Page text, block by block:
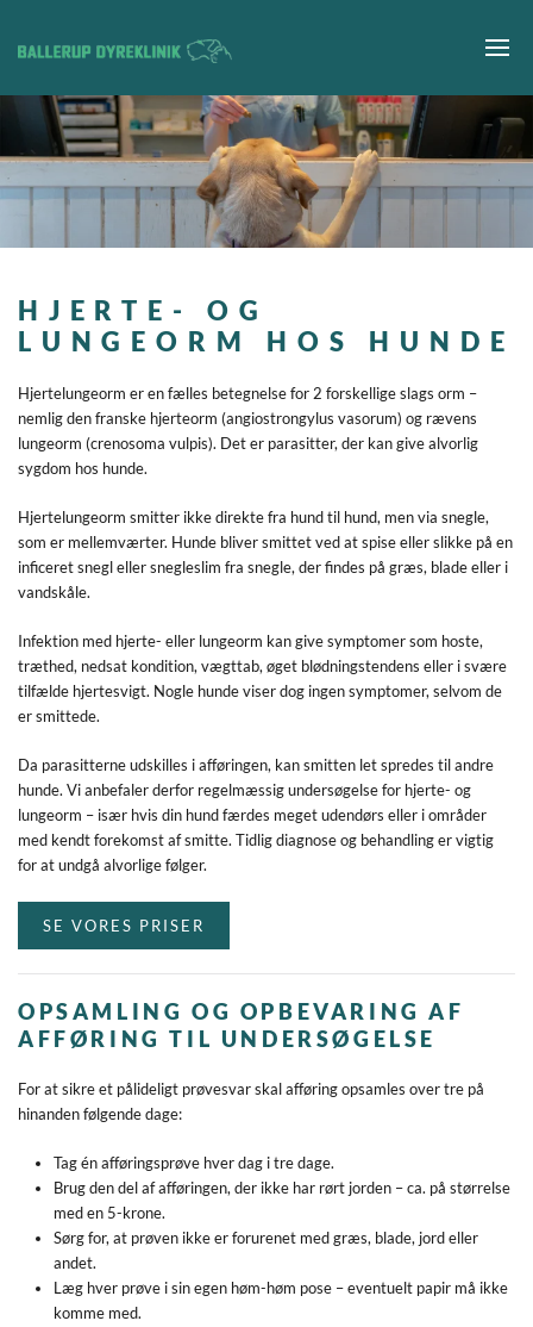
Gå til hovedindhold
HJERTE- OG
LUNGEORM HOS HUNDE
Hjertelungeorm er en fælles betegnelse for 2 forskellige slags orm –
nemlig den franske hjerteorm (angiostrongylus vasorum) og rævens
lungeorm (crenosoma vulpis). Det er parasitter, der kan give alvorlig
sygdom hos hunde.
Hjertelungeorm smitter ikke direkte fra hund til hund, men via snegle,
som er mellemværter. Hunde bliver smittet ved at spise eller slikke på en
inficeret snegl eller snegleslim fra snegle, der findes på græs, blade eller i
vandskåle.
Infektion med hjerte- eller lungeorm kan give symptomer som hoste,
træthed, nedsat kondition, vægttab, øget blødningstendens eller i svære
tilfælde hjertesvigt. Nogle hunde viser dog ingen symptomer, selvom de
er smittede.
Da parasitterne udskilles i afføringen, kan smitten let spredes til andre
hunde. Vi anbefaler derfor regelmæssig undersøgelse for hjerte- og
lungeorm – især hvis din hund færdes meget udendørs eller i områder
med kendt forekomst af smitte. Tidlig diagnose og behandling er vigtig
for at undgå alvorlige følger.
SE VORES PRISER
OPSAMLING OG OPBEVARING AF
AFFØRING TIL UNDERSØGELSE
For at sikre et pålideligt prøvesvar skal afføring opsamles over tre på
hinanden følgende dage:
Tag én afføringsprøve hver dag i tre dage.
Brug den del af afføringen, der ikke har rørt jorden – ca. på størrelse
med en 5-krone.
Sørg for, at prøven ikke er forurenet med græs, blade, jord eller
andet.
Læg hver prøve i sin egen høm-høm pose – eventuelt papir må ikke
komme med.